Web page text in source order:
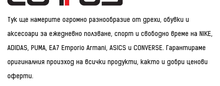
Тук ще намерите огромно разнообразие от дрехи, обувки и
аксесоари за ежедневно ползване, спорт и свободно време на NIKE,
ADIDAS, PUMA, EA7 Emporio Armani, ASICS и CONVERSE. Гарантираме
оригиналния произход на всички продукти, както и добри ценови
оферти.